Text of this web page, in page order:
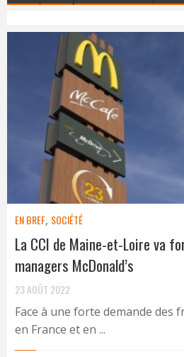
EN BREF, SOCIÉTÉ
La CCI de Maine-et-Loire va
managers McDonald’s
23 AOÛT 2022
Face à une forte demande des
en France et en ...